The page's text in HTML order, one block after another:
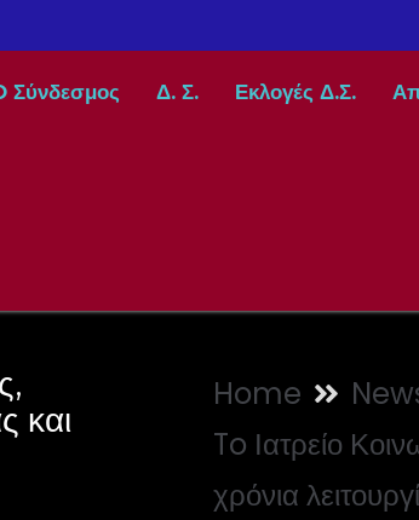
Σύνδεσμος Δ. Σ. Εκλογές Δ.Σ.
και
Home
To Ιατρείο
χρόνια